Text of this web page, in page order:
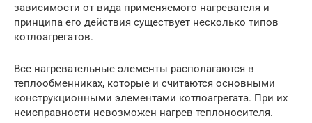
зависимости от вида применяемого нагревателя и
принципа его действия существует несколько типов
котлоагрегатов.
Все нагревательные элементы располагаются в
теплообменниках, которые и считаются основными
конструкционными элементами котлоагрегата. При их
неисправности невозможен нагрев теплоносителя.